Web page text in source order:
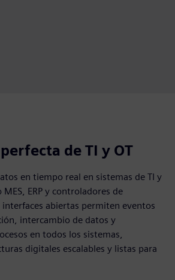
de TI y OT
en tiempo real en sistemas de TI y
ERP y controladores de
abiertas permiten eventos
intercambio de datos y
en todos los sistemas,
digitales escalables y listas para